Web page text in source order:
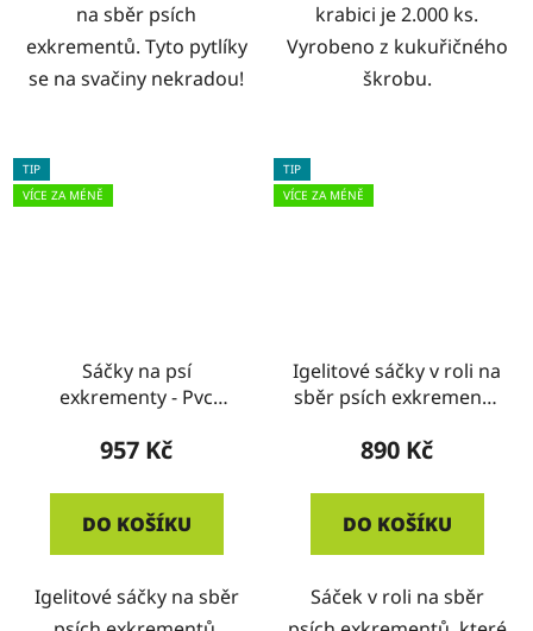
na sběr psích
exkrementů. Tyto pytlíky
se na svačiny nekradou!
krabici je 2.000 ks.
Vyrobeno z kukuřičného
škrobu.
TIP
VÍCE ZA MÉNĚ
Sáčky na psí
exkrementy - Pvc
KRABICE
957 Kč
DO KOŠÍKU
Igelitové sáčky na sběr
TIP
VÍCE ZA MÉNĚ
Igelitové sáčky v roli na
sběr psích exkrementů
890 Kč
DO KOŠÍKU
Sáček v roli na sběr